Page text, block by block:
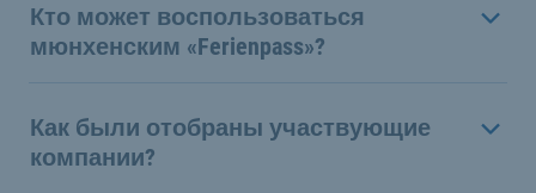
Кто может воспользоваться
мюнхенским «Ferienpass»?
Как были отобраны участвующие
компании?